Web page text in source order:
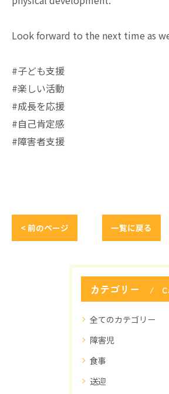
Look forward to the next time as
#子ども支援
#楽しい活動
#成長を応援
#自己肯定感
#障害者支援
< 前のページ 一覧に戻る
カテゴリー
全てのカテゴリー
障害児
食事
送迎